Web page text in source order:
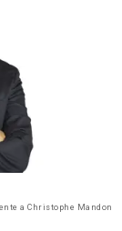
a Christophe Mandon